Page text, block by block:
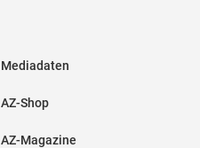
Mediadaten
AZ-Shop
AZ-Magazine